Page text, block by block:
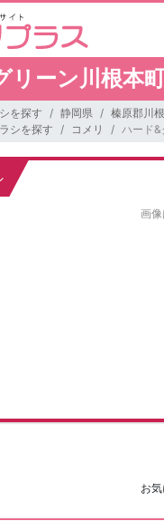
リーン川根本
を探す 静岡県 榛原郡川
シを探す コメリ ハード
画像
お